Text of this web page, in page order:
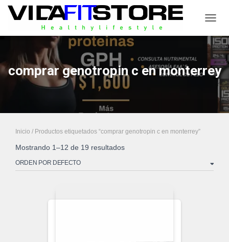
comprar genotropin c en monterrey
Inicio / Productos etiquetados “comprar genotropin c en monterrey”
Mostrando 1–12 de 19 resultados